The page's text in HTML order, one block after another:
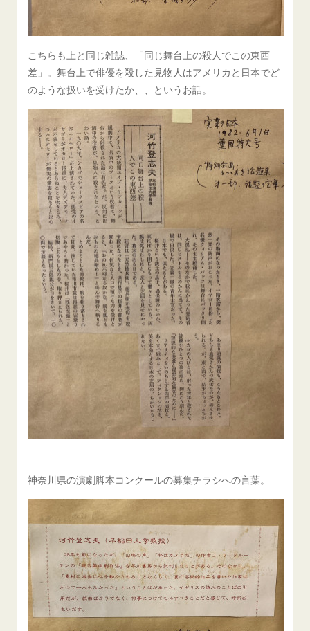
こちらも上と同じ雑誌、「同じ舞台上の殺人でこの東西
差」。舞台上で俳優を殺した見物人はアメリカと日本でど
のような扱いを受けたか、、というお話。
神奈川県の演劇脚本コンクールの募集チラシへの言葉。